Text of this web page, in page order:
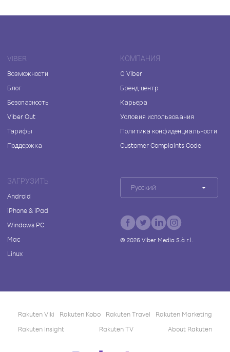
VIBER
Возможности
Блог
Безопасность
Viber Out
Тарифы
Поддержка
КОМПАНИЯ
О Viber
Бренд-центр
Карьера
Условия использования
Политика конфиденциальности
Customer Complaints Code
ЗАГРУЗИТЬ
Android
iPhone & iPad
Windows PC
Mac
Linux
Русский
© 2026Viber Media S.à r.l.
Rakuten Viki Rakuten Kobo Rakuten Travel
Rakuten Marketing
Rakuten Insight
Rakuten TV About Rakuten